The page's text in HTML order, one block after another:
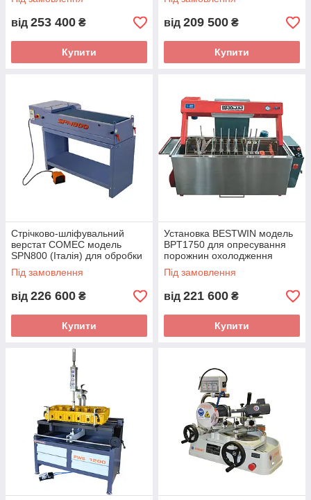
від 253 400 ₴
Купити
від 209 500 ₴
Купити
Стрічково-шліфувальний
верстат COMEC модель
SPN800 (Італія) для обробки
площин деталей
Під замовлення
від 226 600 ₴
Купити
Установка BESTWIN модель
BPT1750 для опресування
порожнин охолодження
головок циліндрів (Кітай)
Під замовлення
від 221 600 ₴
Купити